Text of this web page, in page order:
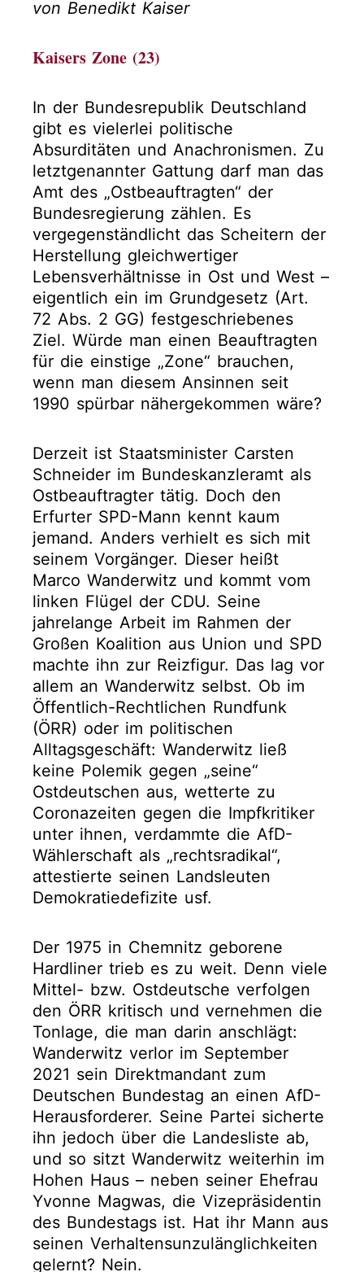
von Benedikt Kaiser
Kaisers Zone (23)
In der Bundesrepublik Deutschland
gibt es vielerlei politische
Absurditäten und Anachronismen. Zu
letztgenannter Gattung darf man das
Amt des „Ostbeauftragten“ der
Bundesregierung zählen. Es
vergegenständlicht das Scheitern der
Herstellung gleichwertiger
Lebensverhältnisse in Ost und West –
eigentlich ein im Grundgesetz (Art.
72 Abs. 2 GG) festgeschriebenes
Ziel. Würde man einen Beauftragten
für die einstige „Zone“ brauchen,
wenn man diesem Ansinnen seit
1990 spürbar nähergekommen wäre?
Derzeit ist Staatsminister Carsten
Schneider im Bundeskanzleramt als
Ostbeauftragter tätig. Doch den
Erfurter SPD-Mann kennt kaum
jemand. Anders verhielt es sich mit
seinem Vorgänger. Dieser heißt
Marco Wanderwitz und kommt vom
linken Flügel der CDU. Seine
jahrelange Arbeit im Rahmen der
Großen Koalition aus Union und SPD
machte ihn zur Reizfigur. Das lag vor
allem an Wanderwitz selbst. Ob im
Öffentlich-Rechtlichen Rundfunk
(ÖRR) oder im politischen
Alltagsgeschäft: Wanderwitz ließ
keine Polemik gegen „seine“
Ostdeutschen aus, wetterte zu
Coronazeiten gegen die Impfkritiker
unter ihnen, verdammte die AfD-
Wählerschaft als „rechtsradikal“,
attestierte seinen Landsleuten
Demokratiedefizite usf.
Der 1975 in Chemnitz geborene
Hardliner trieb es zu weit. Denn viele
Mittel- bzw. Ostdeutsche verfolgen
den ÖRR kritisch und vernehmen die
Tonlage, die man darin anschlägt:
Wanderwitz verlor im September
2021 sein Direktmandant zum
Deutschen Bundestag an einen AfD-
Herausforderer. Seine Partei sicherte
ihn jedoch über die Landesliste ab,
und so sitzt Wanderwitz weiterhin im
Hohen Haus – neben seiner Ehefrau
Yvonne Magwas, die Vizepräsidentin
des Bundestags ist. Hat ihr Mann aus
seinen Verhaltensunzulänglichkeiten
gelernt? Nein.